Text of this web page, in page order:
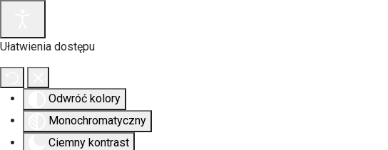
Ułatwienia dostępu
Odwróć kolory
Monochromatyczny
Ciemny kontrast